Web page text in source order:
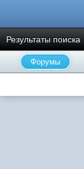
Результаты поиска
Форумы